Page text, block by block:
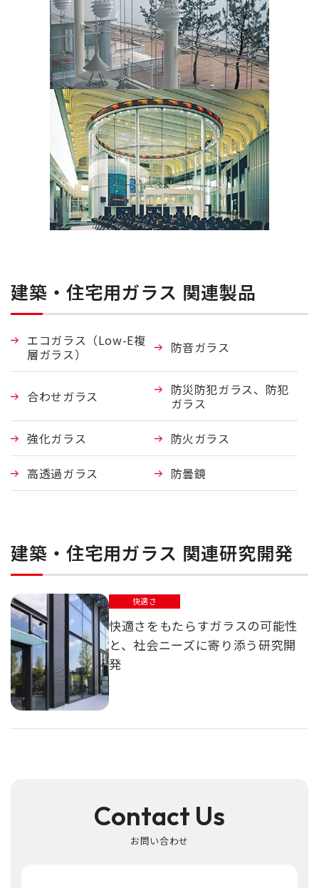
建築・住宅用ガラス 関連製品
エコガラス（Low-E複
層ガラス）
防音ガラス
合わせガラス
防災防犯ガラス、防犯
ガラス
強化ガラス 防火ガラス
高透過ガラス 防曇鏡
建築・住宅用ガラス 関連研究開発
快適さ
快適さをもたらすガラスの可能性
と、社会ニーズに寄り添う研究開
発
Contact Us
お問い合わせ